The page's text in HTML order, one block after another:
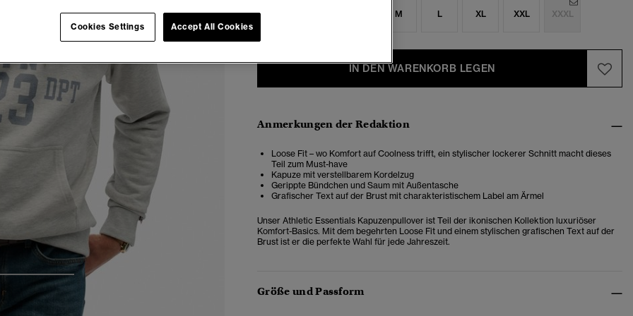
5
M L XL XXL XXXL
IN DEN WARENKORB LEGEN
Anmerkungen der Redaktion
Loose Fit – wo Komfort auf Coolness trifft, ein stylischer lockerer Schnitt macht dieses
Teil zum Must-have
Kapuze mit verstellbarem Kordelzug
Gerippte Bündchen und Saum mit Außentasche
Grafischer Text auf der Brust mit charakteristischem Label am Ärmel
Unser Athletic Essentials Kapuzenpullover ist Teil der ikonischen Kollektion luxuriöser
Komfort-Basics. Mit dem begehrten Loose Fit und einem stylischen grafischen Text auf der
Brust ist er die perfekte Wahl für jede Jahreszeit.
Größe und Passform
Accept All Cookies
Cookies Settings